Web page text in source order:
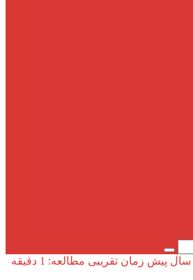
زمان تقریبی مطالعه: 1 دقیقه